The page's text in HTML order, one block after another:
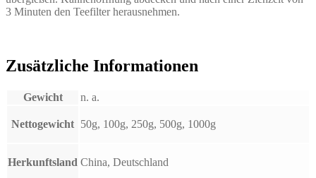
3 Minuten den Teefilter herausnehmen.
Zusätzliche Informationen
Gewicht n. a.
Nettogewicht 50g, 100g, 250g, 500g, 1000g
Herkunftsland China, Deutschland